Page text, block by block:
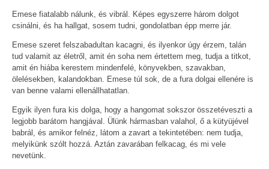
Emese fiatalabb nálunk, és vibrál. Képes egyszerre három dolgot
csinálni, és ha hallgat, sosem tudni, gondolatban épp merre jár.
Emese szeret felszabadultan kacagni, és ilyenkor úgy érzem, talán
tud valamit az életről, amit én soha nem értettem meg, tudja a titkot,
amit én hiába kerestem mindenfelé, könyvekben, szavakban,
ölelésekben, kalandokban. Emese túl sok, de a fura dolgai ellenére is
van benne valami ellenállhatatlan.
Egyik ilyen fura kis dolga, hogy a hangomat sokszor összetéveszti a
legjobb barátom hangjával. Ülünk hármasban valahol, ő a kütyüjével
babrál, és amikor felnéz, látom a zavart a tekintetében: nem tudja,
melyikünk szólt hozzá. Aztán zavarában felkacag, és mi vele
nevetünk.